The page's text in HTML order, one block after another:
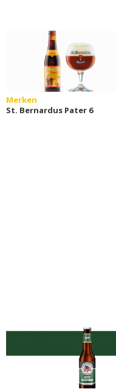
Merken
St. Bernardus Pater 6